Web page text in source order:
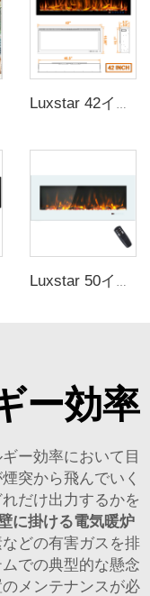
Luxstar 50インチ ホワイト 電気式ヒーター付きウォールマウントファイアプレイス（埋め込み用ではない、タッチスクリーンリモコン付きホームヒーター）
ー効率
ー効率において目
突から飛んでいく
だけ出力するかを
に掛ける電気暖炉
どの有害ガスを排
での典型的な懸念
メンテナンスが必